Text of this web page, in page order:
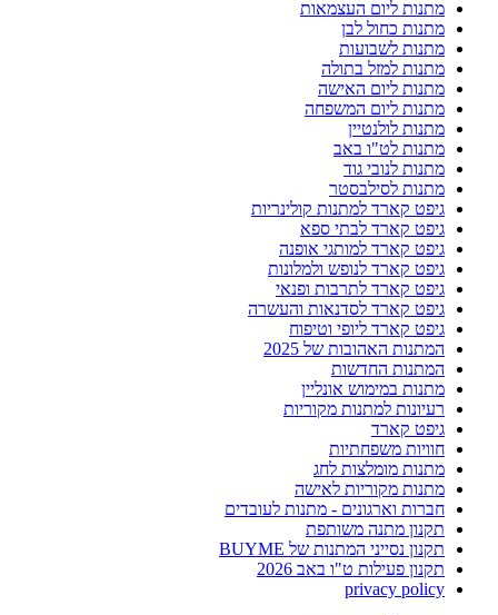
מתנות ליום העצמאות
מתנות כחול לבן
מתנות לשבועות
מתנות למזל בתולה
מתנות ליום האישה
מתנות ליום המשפחה
מתנות לולנטיין
מתנות לט"ו באב
מתנות לנובי גוד
מתנות לסילבסטר
גיפט קארד למתנות קולינריות
גיפט קארד לבתי ספא
גיפט קארד למותגי אופנה
גיפט קארד לנופש ולמלונות
גיפט קארד לתרבות ופנאי
גיפט קארד לסדנאות והעשרה
גיפט קארד ליופי וטיפוח
המתנות האהובות של 2025
המתנות החדשות
מתנות במימוש אונליין
רעיונות למתנות מקוריות
גיפט קארד
חוויות משפחתיות
מתנות מומלצות לחג
מתנות מקוריות לאישה
חברות וארגונים - מתנות לעובדים
תקנון מתנה משותפת
תקנון נסייני המתנות של BUYME
תקנון פעילות ט"ו באב 2026
privacy policy